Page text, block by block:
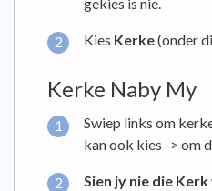
Kies Kerke(onder
Kerke Naby My
Swiep links om
kan ook kies -> om
Sien jy nie die